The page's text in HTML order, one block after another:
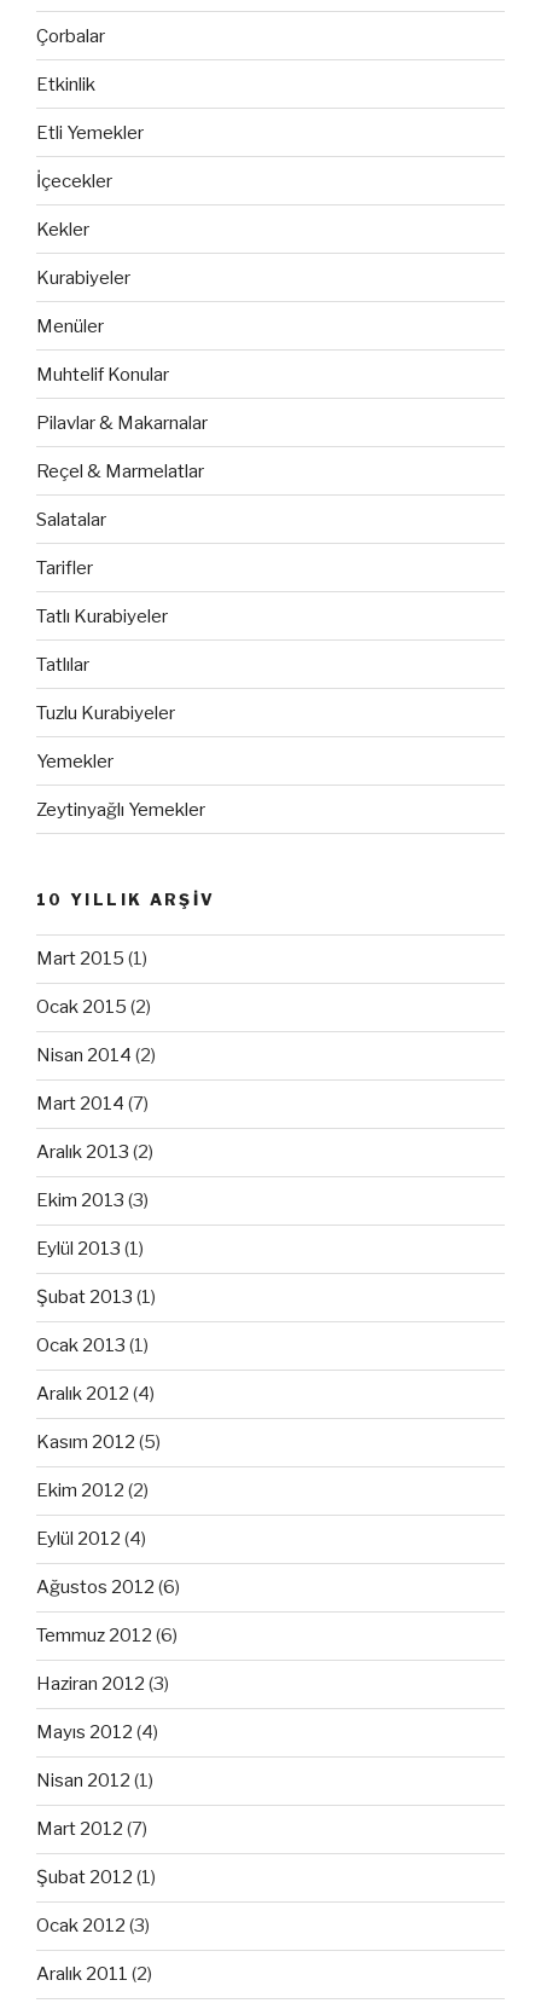
Çorbalar
Etkinlik
Etli Yemekler
İçecekler
Kekler
Kurabiyeler
Menüler
Muhtelif Konular
Pilavlar & Makarnalar
Reçel & Marmelatlar
Salatalar
Tarifler
Tatlı Kurabiyeler
Tatlılar
Tuzlu Kurabiyeler
Yemekler
Zeytinyağlı Yemekler
10 YILLIK ARŞİV
Mart 2015 (1)
Ocak 2015 (2)
Nisan 2014 (2)
Mart 2014 (7)
Aralık 2013 (2)
Ekim 2013 (3)
Eylül 2013 (1)
Şubat 2013 (1)
Ocak 2013 (1)
Aralık 2012 (4)
Kasım 2012 (5)
Ekim 2012 (2)
Eylül 2012 (4)
Ağustos 2012 (6)
Temmuz 2012 (6)
Haziran 2012 (3)
Mayıs 2012 (4)
Nisan 2012 (1)
Mart 2012 (7)
Şubat 2012 (1)
Ocak 2012 (3)
Aralık 2011 (2)